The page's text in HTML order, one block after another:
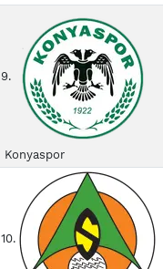
9.
Konyaspor
10.